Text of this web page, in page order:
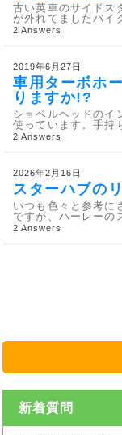
古い英車のサイドス
が外れてましたバイ
2 Answers
2019年6月27日
車用ターボホ
りますか!?
ショベルヘッドのイ
使っています。手持
2 Answers
2026年2月16日
スターハブの
いつも色々と参考に
ですが、ハーレーの
2 Answers
新着質問